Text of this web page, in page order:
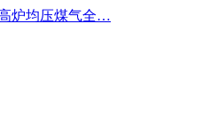
炉均压煤气全…